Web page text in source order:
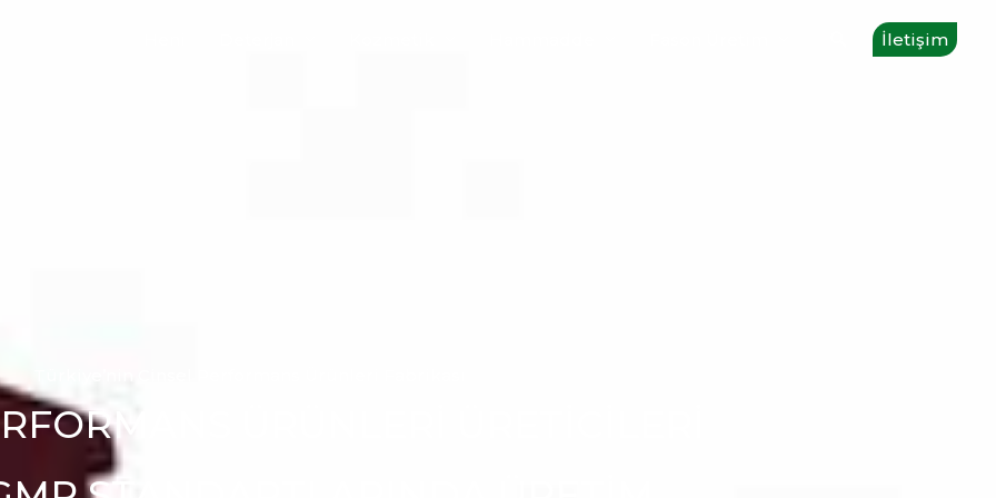
Aramaİletişim
ÜRÜNLERİ ÜRETICILERI